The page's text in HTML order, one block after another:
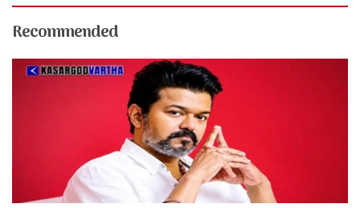
Recommended